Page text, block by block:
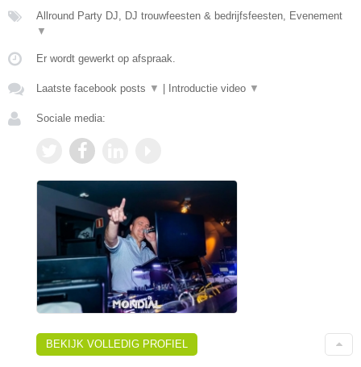
Allround Party DJ, DJ trouwfeesten & bedrijfsfeesten, Evenement
▼
Er wordt gewerkt op afspraak.
Laatste facebook posts ▼ | Introductie video ▼
Sociale media:
BEKIJK VOLLEDIG PROFIEL